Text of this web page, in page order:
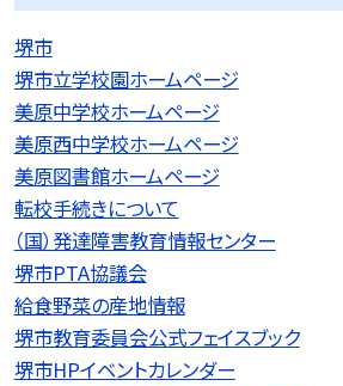
堺市
堺市立学校園ホームページ
美原中学校ホームページ
美原西中学校ホームページ
美原図書館ホームページ
転校手続きについて
（国）発達障害教育情報センター
堺市PTA協議会
給食野菜の産地情報
堺市教育委員会公式フェイスブック
堺市HPイベントカレンダー